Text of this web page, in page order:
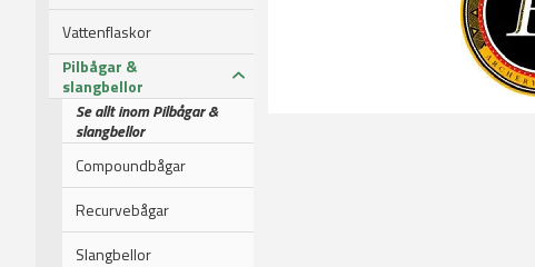
Vattenflaskor
Pilbågar &
slangbellor
Se allt inom Pilbågar &
slangbellor
Compoundbågar
Recurvebågar
Slangbellor